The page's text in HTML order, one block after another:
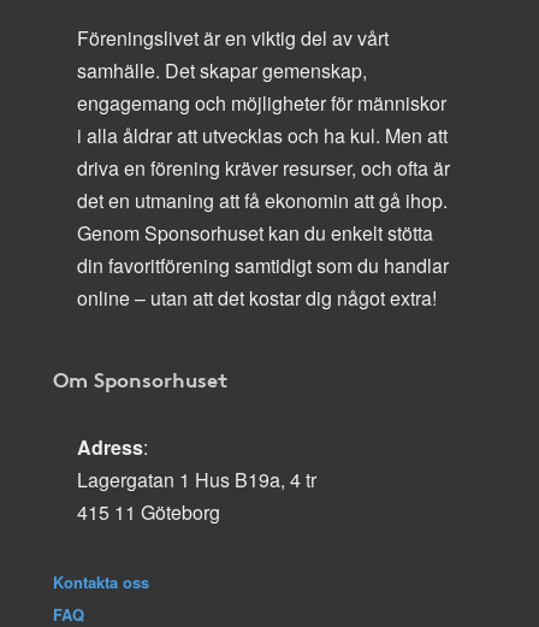
Föreningslivet är en viktig del av vårt
samhälle. Det skapar gemenskap,
engagemang och möjligheter för människor
i alla åldrar att utvecklas och ha kul. Men att
driva en förening kräver resurser, och ofta är
det en utmaning att få ekonomin att gå ihop.
Genom Sponsorhuset kan du enkelt stötta
din favoritförening samtidigt som du handlar
online – utan att det kostar dig något extra!
Om Sponsorhuset
Adress:
Lagergatan 1 Hus B19a, 4 tr
415 11 Göteborg
Kontakta oss
FAQ